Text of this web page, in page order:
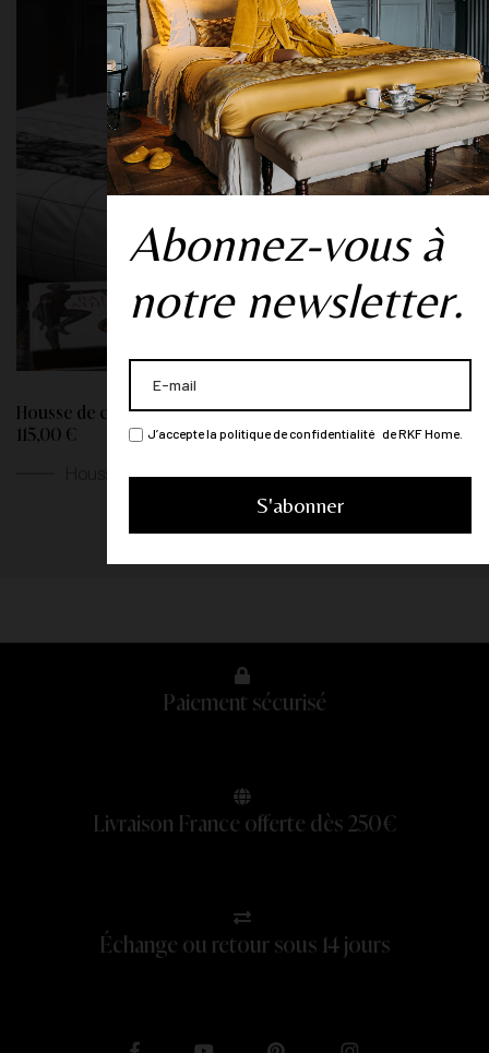
Housse de couette "Nuit à Soho" - Blanc
115,00 €
Housses de couettes
Paiement sécurisé
Livraison France offerte dès 250€
Échange ou retour sous 14 jours
Abonnez-vous à
notre newsletter.
J’accepte la politique de confidentialité de RKF Home.